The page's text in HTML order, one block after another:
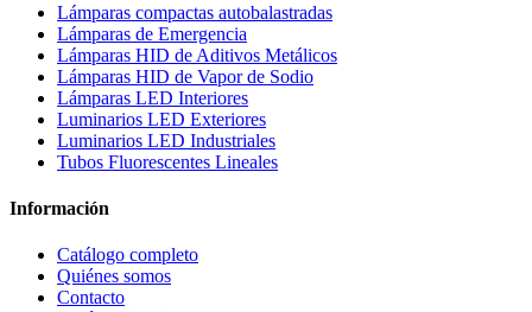
Lámparas compactas autobalastradas
Lámparas de Emergencia
Lámparas HID de Aditivos Metálicos
Lámparas HID de Vapor de Sodio
Lámparas LED Interiores
Luminarios LED Exteriores
Luminarios LED Industriales
Tubos Fluorescentes Lineales
Información
Catálogo completo
Quiénes somos
Contacto